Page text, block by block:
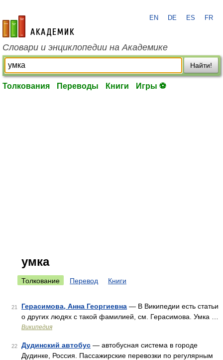
academic.ru
EN DE ES FR
Словари и энциклопедии на Академике
Найти!
Толкования Переводы Книги Игры ⚽
умка
Толкование Перевод Книги
21 Герасимова, Анна Георгиевна — В Википедии есть статьи
о других людях с такой фамилией, см. Герасимова. Умка …
Википедия
22 Дудинский автобус — автобусная система в городе
Дудинке, Россия. Пассажирские перевозки по регулярным